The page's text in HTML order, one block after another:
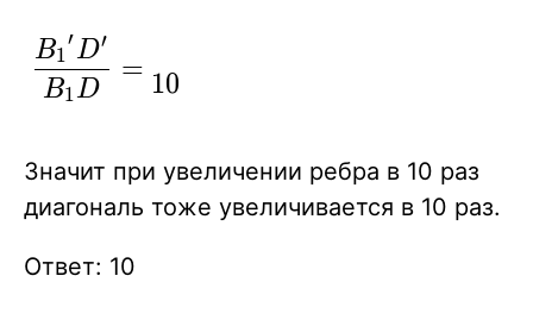
\displaystyle
\frac{
{B_1D}=10
B1D
B1
′D′
= 10
Значит при увеличении ребра в 10 раз
диагональ тоже увеличивается в 10 раз.
Ответ: 10